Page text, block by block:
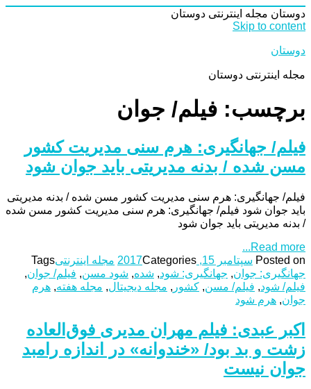
دوستان مجله اینترنتی دوستان
Skip to content
دوستان
مجله اینترنتی دوستان
برچسب: فیلم/ جوان
فیلم/ جهانگیری: هرم سنی مدیریت کشور
مسن شده / بدنه مدیریتی باید جوان شود
فیلم/ جهانگیری: هرم سنی مدیریت کشور مسن شده / بدنه مدیریتی
باید جوان شود فیلم/ جهانگیری: هرم سنی مدیریت کشور مسن شده
/ بدنه مدیریتی باید جوان شود
Read more...
Posted on سپتامبر 15, 2017 Categories مجله اینترنتیTags
جهانگیری: جوان, جهانگیری: شود, شده, شود مسن, فیلم/ جوان,
فیلم/ شود, فیلم/ مسن, کشور , مجله دیجیتال, مجله هفته, هرم
جوان, هرم شود
اکبر عبدی: فیلم مهران مدیری فوق‌العاده
زشت و بد بود/ «خندوانه» در اندازه رامبد
جوان نیست